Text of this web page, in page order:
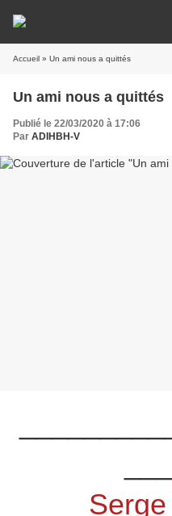
Accueil » Un ami nous a quittés
Un ami nous a quittés
Publié le 22/03/2020 à 17:06
Par ADIHBH-V